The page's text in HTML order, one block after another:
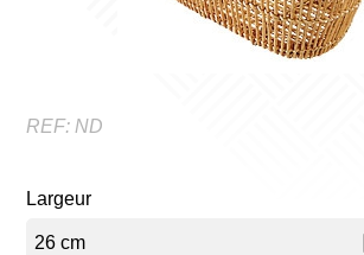
REF: ND
Largeur